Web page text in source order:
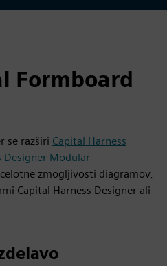
Formboard
se razširi Capital Harness
Designer Modular
zmogljivosti diagramov,
Capital Harness Designer ali